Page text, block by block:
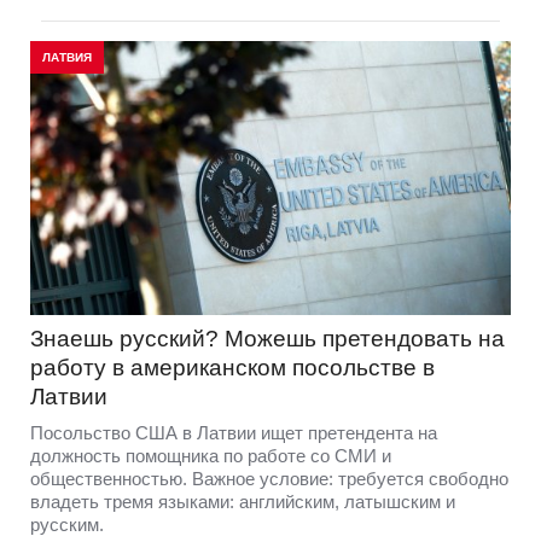
ЛАТВИЯ
Знаешь русский? Можешь претендовать на
работу в американском посольстве в
Латвии
Посольство США в Латвии ищет претендента на
должность помощника по работе со СМИ и
общественностью. Важное условие: требуется свободно
владеть тремя языками: английским, латышским и
русским.